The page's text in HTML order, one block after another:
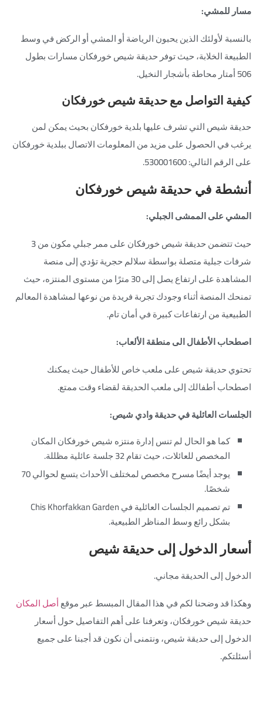
مسار للمشي:
بالنسبة لأولئك الذين يحبون الرياضة أو المشي أو الركض في وسط
الطبيعة الخلابة، حيث توفر حديقة شيص خورفكان مسارات بطول
506 أمتار محاطة بأشجار النخيل.
كيفية التواصل مع حديقة شيص خورفكان
حديقة شيص التي تشرف عليها بلدية خورفكان بحيث يمكن لمن
يرغب في الحصول على مزيد من المعلومات الاتصال ببلدية خورفكان
على الرقم التالي: 530001600.
أنشطة في حديقة شيص خورفكان
المشي على الممشى الجبلي:
حيث تتضمن حديقة شيص خورفكان على ممر جبلي مكون من 3
شرفات جبلية متصلة بواسطة سلالم حجرية تؤدي إلى منصة
المشاهدة على ارتفاع يصل إلى 30 مترًا من مستوى المنتزه، حيث
تمنحك المنصة أثناء وجودك تجربة فريدة من نوعها لمشاهدة المعالم
الطبيعية من ارتفاعات كبيرة في أمان تام.
اصطحاب الأطفال الى منطقة الألعاب:
تحتوي حديقة شيص على ملعب خاص للأطفال حيث يمكنك
اصطحاب أطفالك إلى ملعب الحديقة لقضاء وقت ممتع.
الجلسات العائلية في حديقة وادي شيص:
كما هو الحال لم تنس إدارة منتزه شيص خورفكان المكان
المخصص للعائلات، حيث تقام 32 جلسة عائلية مظللة.
يوجد أيضًا مسرح مخصص لمختلف الأحداث يتسع لحوالي 70
شخصًا.
تم تصميم الجلسات العائلية في Chis Khorfakkan Garden
بشكل رائع وسط المناظر الطبيعية.
أسعار الدخول إلى حديقة شيص
الدخول إلى الحديقة مجاني.
وهكذا قد وضحنا لكم في هذا المقال المبسط عبر موقعأصل المكان
حديقة شيص خورفكان، وتعرفنا على أهم التفاصيل حول أسعار
الدخول إلى حديقة شيص، ونتمنى أن نكون قد أجبنا على جميع
أسئلتكم.